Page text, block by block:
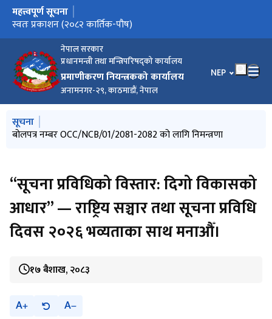
नेपाल सरकार
प्रधानमन्त्री तथा मन्त्रिपरिषद्को कार्यालय
प्रमाणीकरण नियन्त्रकको कार्यालय
अनामनगर-२९, काठमाडौं, नेपाल
भाषा चयन गर्नुहोस्
NEP
मुख्य नेभिगेसनमा जानुहोस्
महत्त्वपूर्ण सूचना
बोलपत्र नम्बर OCC/NCB/01/2081-2082 को लागि निमन्त्रणा
स्वतः प्रकाशन (२०८२ कार्तिक-पौष)
मुख्य नेभिगेसनमा जानुहोस्
सूचना
बोलपत्र नम्बर OCC/NCB/01/2081-2082 को लागि निमन्त्रणा
“सूचना प्रविधिको विस्तार: दिगो विकासको
आधार” — राष्ट्रिय सञ्चार तथा सूचना प्रविधि
दिवस २०२६ भव्यताका साथ मनाऔँ।
१७ बैशाख, २०८३
A A